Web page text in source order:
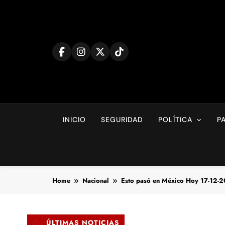
INICIO SEGURIDAD POLÍTICA
Home Nacional Esto pasó en México Hoy 17-12-
ÚLTIMAS NOTICIAS